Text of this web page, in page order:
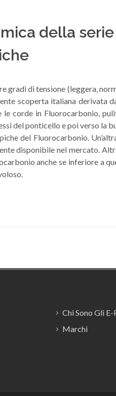
della
gradi di tensione (leggera,
scoperta italiana derivata
le corde in Fluorocarbonio,
del ponticello e poi verso la
del Fluorocarbonio.
disponibile nel mercato.
anche se inferiore a
Chi Sono Gli
Marchi